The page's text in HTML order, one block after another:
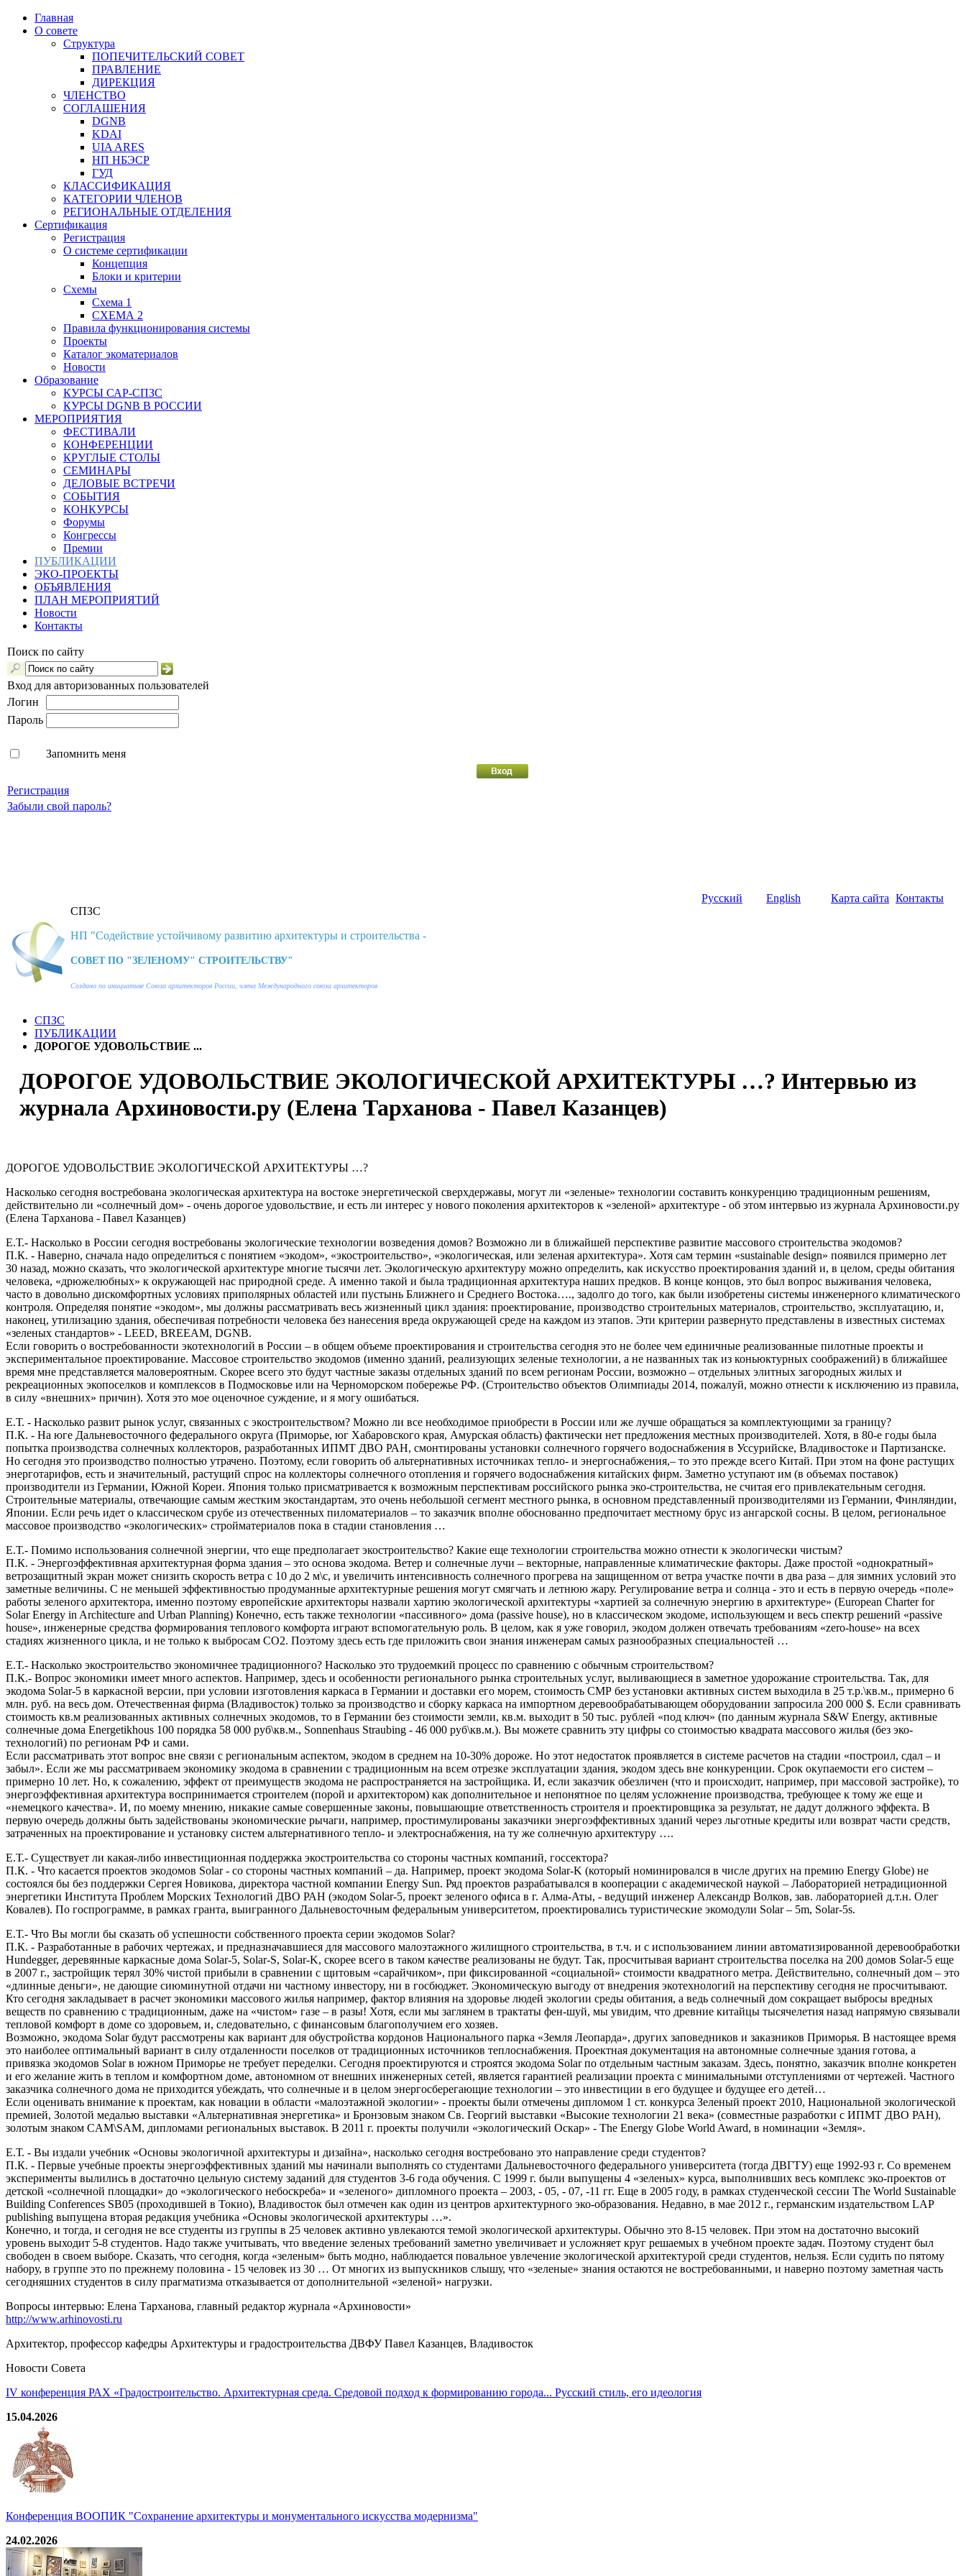
Главная
О совете
Структура
ПОПЕЧИТЕЛЬСКИЙ СОВЕТ
ПРАВЛЕНИЕ
ДИРЕКЦИЯ
ЧЛЕНСТВО
СОГЛАШЕНИЯ
DGNB
KDAI
UIA ARES
НП НБЭСР
ГУД
КЛАССИФИКАЦИЯ
КАТЕГОРИИ ЧЛЕНОВ
РЕГИОНАЛЬНЫЕ ОТДЕЛЕНИЯ
Сертификация
Регистрация
О системе сертификации
Концепция
Блоки и критерии
Схемы
Схема 1
СХЕМА 2
Правила функционирования системы
Проекты
Каталог экоматериалов
Новости
Образование
КУРСЫ САР-СПЗС
КУРСЫ DGNB В РОССИИ
МЕРОПРИЯТИЯ
ФЕСТИВАЛИ
КОНФЕРЕНЦИИ
КРУГЛЫЕ СТОЛЫ
СЕМИНАРЫ
ДЕЛОВЫЕ ВСТРЕЧИ
СОБЫТИЯ
КОНКУРСЫ
Форумы
Конгрессы
Премии
ПУБЛИКАЦИИ
ЭКО-ПРОЕКТЫ
ОБЪЯВЛЕНИЯ
ПЛАН МЕРОПРИЯТИЙ
Новости
Контакты
Поиск по сайту
Вход для авторизованных пользователей
Логин
Пароль
Запомнить меня
Регистрация
Забыли свой пароль?
Русский English Карта сайта Контакты
СПЗС
НП "Содействие устойчивому развитию архитектуры и строительства -
СОВЕТ ПО "ЗЕЛЕНОМУ" СТРОИТЕЛЬСТВУ"
Создано по инициативе Союза архитекторов России, члена Международного союза архитекторов
СПЗС
ПУБЛИКАЦИИ
ДОРОГОЕ УДОВОЛЬСТВИЕ ...
ДОРОГОЕ УДОВОЛЬСТВИЕ ЭКОЛОГИЧЕСКОЙ АРХИТЕКТУРЫ …? Интервью из
журнала Архиновости.ру (Елена Тарханова - Павел Казанцев)
ДОРОГОЕ УДОВОЛЬСТВИЕ ЭКОЛОГИЧЕСКОЙ АРХИТЕКТУРЫ …?
Насколько сегодня востребована экологическая архитектура на востоке энергетической сверхдержавы, могут ли «зеленые» технологии составить конкуренцию традиционным решениям,
действительно ли «солнечный дом» - очень дорогое удовольствие, и есть ли интерес у нового поколения архитекторов к «зеленой» архитектуре - об этом интервью из журнала Архиновости.ру
(Елена Тарханова - Павел Казанцев)
Е.Т.- Насколько в России сегодня востребованы экологические технологии возведения домов? Возможно ли в ближайшей перспективе развитие массового строительства экодомов?
П.К. - Наверно, сначала надо определиться с понятием «экодом», «экостроительство», «экологическая, или зеленая архитектура». Хотя сам термин «sustainable design» появился примерно лет
30 назад, можно сказать, что экологической архитектуре многие тысячи лет. Экологическую архитектуру можно определить, как искусство проектирования зданий и, в целом, среды обитания
человека, «дрюжелюбных» к окружающей нас природной среде. А именно такой и была традиционная архитектура наших предков. В конце концов, это был вопрос выживания человека,
часто в довольно дискомфортных условиях приполярных областей или пустынь Ближнего и Среднего Востока…., задолго до того, как были изобретены системы инженерного климатического
контроля. Определяя понятие «экодом», мы должны рассматривать весь жизненный цикл здания: проектирование, производство строительных материалов, строительство, эксплуатацию, и,
наконец, утилизацию здания, обеспечивая потребности человека без нанесения вреда окружающей среде на каждом из этапов. Эти критерии развернуто представлены в известных системах
«зеленых стандартов» - LEED, BREEAM, DGNB.
Если говорить о востребованности экотехнологий в России – в общем объеме проектирования и строительства сегодня это не более чем единичные реализованные пилотные проекты и
экспериментальное проектирование. Массовое строительство экодомов (именно зданий, реализующих зеленые технологии, а не названных так из коньюктурных соображений) в ближайшее
время мне представляется маловероятным. Скорее всего это будут частные заказы отдельных зданий по всем регионам России, возможно – отдельных элитных загородных жилых и
рекреационных экопоселков и комплексов в Подмосковье или на Черноморском побережье РФ. (Строительство объектов Олимпиады 2014, пожалуй, можно отнести к исключению из правила,
в силу «внешних» причин). Хотя это мое оценочное суждение, и я могу ошибаться.
Е.Т. - Насколько развит рынок услуг, связанных с экостроительством? Можно ли все необходимое приобрести в России или же лучше обращаться за комплектующими за границу?
П.К. - На юге Дальневосточного федерального округа (Приморье, юг Хабаровского края, Амурская область) фактически нет предложения местных производителей. Хотя, в 80-е годы была
попытка производства солнечных коллекторов, разработанных ИПМТ ДВО РАН, смонтированы установки солнечного горячего водоснабжения в Уссурийске, Владивостоке и Партизанске.
Но сегодня это производство полностью утрачено. Поэтому, если говорить об альтернативных источниках тепло- и энергоснабжения,– то это прежде всего Китай. При этом на фоне растущих
энерготарифов, есть и значительный, растущий спрос на коллекторы солнечного отопления и горячего водоснабжения китайских фирм. Заметно уступают им (в объемах поставок)
производители из Германии, Южной Кореи. Япония только присматривается к возможным перспективам российского рынка эко-строительства, не считая его привлекательным сегодня.
Строительные материалы, отвечающие самым жестким экостандартам, это очень небольшой сегмент местного рынка, в основном представленный производителями из Германии, Финляндии,
Японии. Если речь идет о классическом срубе из отечественных пиломатериалов – то заказчик вполне обоснованно предпочитает местному брус из ангарской сосны. В целом, региональное
массовое производство «экологических» стройматериалов пока в стадии становления …
Е.Т.- Помимо использования солнечной энергии, что еще предполагает экостроительство? Какие еще технологии строительства можно отнести к экологически чистым?
П.К. - Энергоэффективная архитектурная форма здания – это основа экодома. Ветер и солнечные лучи – векторные, направленные климатические факторы. Даже простой «однократный»
ветрозащитный экран может снизить скорость ветра с 10 до 2 м\с, и увеличить интенсивность солнечного прогрева на защищенном от ветра участке почти в два раза – для зимних условий это
заметные величины. С не меньшей эффективностью продуманные архитектурные решения могут смягчать и летнюю жару. Регулирование ветра и солнца - это и есть в первую очередь «поле»
работы зеленого архитектора, именно поэтому европейские архитекторы назвали хартию экологической архитектуры «хартией за солнечную энергию в архитектуре» (European Charter for
Solar Energy in Architecture and Urban Planning) Конечно, есть также технологии «пассивного» дома (passive house), но в классическом экодоме, использующем и весь спектр решений «passive
house», инженерные средства формирования теплового комфорта играют вспомогательную роль. В целом, как я уже говорил, экодом должен отвечать требованиям «zero-house» на всех
стадиях жизненного цикла, и не только к выбросам CO2. Поэтому здесь есть где приложить свои знания инженерам самых разнообразных специальностей …
Е.Т.- Насколько экостроительство экономичнее традиционного? Насколько это трудоемкий процесс по сравнению с обычным строительством?
П.К.- Вопрос экономики имеет много аспектов. Например, здесь и особенности регионального рынка строительных услуг, выливающиеся в заметное удорожание строительства. Так, для
экодома Solar-5 в каркасной версии, при условии изготовления каркаса в Германии и доставки его морем, стоимость СМР без установки активных систем выходила в 25 т.р.\кв.м., примерно 6
млн. руб. на весь дом. Отечественная фирма (Владивосток) только за производство и сборку каркаса на импортном деревообрабатывающем оборудовании запросила 200 000 $. Если сравнивать
стоимость кв.м реализованных активных солнечных экодомов, то в Германии без стоимости земли, кв.м. выходит в 50 тыс. рублей «под ключ» (по данным журнала S&W Energy, активные
солнечные дома Energetikhous 100 порядка 58 000 руб\кв.м., Sonnenhaus Straubing - 46 000 руб\кв.м.). Вы можете сравнить эту цифры со стоимостью квадрата массового жилья (без эко-
технологий) по регионам РФ и сами.
Если рассматривать этот вопрос вне связи с региональным аспектом, экодом в среднем на 10-30% дороже. Но этот недостаток проявляется в системе расчетов на стадии «построил, сдал – и
забыл». Если же мы рассматриваем экономику экодома в сравнении с традиционным на всем отрезке эксплуатации здания, экодом здесь вне конкуренции. Срок окупаемости его систем –
примерно 10 лет. Но, к сожалению, эффект от преимуществ экодома не распространяется на застройщика. И, если заказчик обезличен (что и происходит, например, при массовой застройке), то
энергоэффективная архитектура воспринимается строителем (порой и архитектором) как дополнительное и непонятное по целям усложнение производства, требующее к тому же еще и
«немецкого качества». И, по моему мнению, никакие самые совершенные законы, повышающие ответственность строителя и проектировщика за результат, не дадут должного эффекта. В
первую очередь должны быть задействованы экономические рычаги, например, простимулированы заказчики энергоэффективных зданий через льготные кредиты или возврат части средств,
затраченных на проектирование и установку систем альтернативного тепло- и электроснабжения, на ту же солнечную архитектуру ….
Е.Т.- Существует ли какая-либо инвестиционная поддержка экостроительства со стороны частных компаний, госсектора?
П.К. - Что касается проектов экодомов Solar - со стороны частных компаний – да. Например, проект экодома Solar-K (который номинировался в числе других на премию Energy Globe) не
состоялся бы без поддержки Сергея Новикова, директора частной компании Energy Sun. Ряд проектов разрабатывался в кооперации с академической наукой – Лабораторией нетрадиционной
энергетики Института Проблем Морских Технологий ДВО РАН (экодом Solar-5, проект зеленого офиса в г. Алма-Аты, - ведущий инженер Александр Волков, зав. лабораторией д.т.н. Олег
Ковалев). По госпрограмме, в рамках гранта, выигранного Дальневосточным федеральным университетом, проектировались туристические экомодули Solar – 5m, Solar-5s.
Е.Т.- Что Вы могли бы сказать об успешности собственного проекта серии экодомов Solar?
П.К. - Разработанные в рабочих чертежах, и предназначавшиеся для массового малоэтажного жилищного строительства, в т.ч. и с использованием линии автоматизированной деревообработки
Hundegger, деревянные каркасные дома Solar-5, Solar-S, Solar-K, скорее всего в таком качестве реализованы не будут. Так, просчитывая вариант строительства поселка на 200 домов Solar-5 еще
в 2007 г., застройщик терял 30% чистой прибыли в сравнении с щитовым «сарайчиком», при фиксированной «социальной» стоимости квадратного метра. Действительно, солнечный дом – это
«длинные деньги», не дающие сиюминутной отдачи ни частному инвестору, ни в госбюджет. Экономическую выгоду от внедрения экотехнологий на перспективу сегодня не просчитывают.
Кто сегодня закладывает в расчет экономики массового жилья например, фактор влияния на здоровье людей экологии среды обитания, а ведь солнечный дом сокращает выбросы вредных
веществ по сравнению с традиционным, даже на «чистом» газе – в разы! Хотя, если мы заглянем в трактаты фен-шуй, мы увидим, что древние китайцы тысячелетия назад напрямую связывали
тепловой комфорт в доме со здоровьем, и, следовательно, с финансовым благополучием его хозяев.
Возможно, экодома Solar будут рассмотрены как вариант для обустройства кордонов Национального парка «Земля Леопарда», других заповедников и заказников Приморья. В настоящее время
это наиболее оптимальный вариант в силу отдаленности поселков от традиционных источников теплоснабжения. Проектная документация на автономные солнечные здания готова, а
привязка экодомов Solar в южном Приморье не требует переделки. Сегодня проектируются и строятся экодома Solar по отдельным частным заказам. Здесь, понятно, заказчик вполне конкретен
и его желание жить в теплом и комфортном доме, автономном от внешних инженерных сетей, является гарантией реализации проекта с минимальными отступлениями от чертежей. Частного
заказчика солнечного дома не приходится убеждать, что солнечные и в целом энергосберегающие технологии – это инвестиции в его будущее и будущее его детей…
Если оценивать внимание к проектам, как новации в области «малоэтажной экологии» - проекты были отмечены дипломом 1 ст. конкурса Зеленый проект 2010, Национальной экологической
премией, Золотой медалью выставки «Альтернативная энергетика» и Бронзовым знаком Св. Георгий выставки «Высокие технологии 21 века» (совместные разработки с ИПМТ ДВО РАН),
золотым знаком CAM\SAM, дипломами региональных выставок. В 2011 г. проекты получили «экологический Оскар» - The Energy Globe World Award, в номинации «Земля».
Е.Т. - Вы издали учебник «Основы экологичной архитектуры и дизайна», насколько сегодня востребовано это направление среди студентов?
П.К. - Первые учебные проекты энергоэффективных зданий мы начинали выполнять со студентами Дальневосточного федерального университета (тогда ДВГТУ) еще 1992-93 г. Со временем
эксперименты вылились в достаточно цельную систему заданий для студентов 3-6 года обучения. С 1999 г. были выпущены 4 «зеленых» курса, выполнивших весь комплекс эко-проектов от
детской «солнечной площадки» до «экологического небоскреба» и «зеленого» дипломного проекта – 2003, - 05, - 07, -11 гг. Еще в 2005 году, в рамках студенческой сессии The World Sustainable
Building Conferences SB05 (проходившей в Токио), Владивосток был отмечен как один из центров архитектурного эко-образования. Недавно, в мае 2012 г., германским издательством LAP
publishing выпущена вторая редакция учебника «Основы экологической архитектуры …».
Конечно, и тогда, и сегодня не все студенты из группы в 25 человек активно увлекаются темой экологической архитектуры. Обычно это 8-15 человек. При этом на достаточно высокий
уровень выходит 5-8 студентов. Надо также учитывать, что введение зеленых требований заметно увеличивает и усложняет круг решаемых в учебном проекте задач. Поэтому студент был
свободен в своем выборе. Сказать, что сегодня, когда «зеленым» быть модно, наблюдается повальное увлечение экологической архитектурой среди студентов, нельзя. Если судить по пятому
набору, в группе это по прежнему половина - 15 человек из 30 … От многих из выпускников слышу, что «зеленые» знания остаются не востребованными, и наверно поэтому заметная часть
сегодняшних студентов в силу прагматизма отказывается от дополнительной «зеленой» нагрузки.
Вопросы интервью: Елена Тарханова, главный редактор журнала «Архиновости»
http://www.arhinovosti.ru
Архитектор, профессор кафедры Архитектуры и градостроительства ДВФУ Павел Казанцев, Владивосток
Новости Совета
IV конференция РАХ «Градостроительство. Архитектурная среда. Средовой подход к формированию города... Русский стиль, его идеология
15.04.2026
Конференция ВООПИК "Сохранение архитектуры и монументального искусства модернизма"
24.02.2026